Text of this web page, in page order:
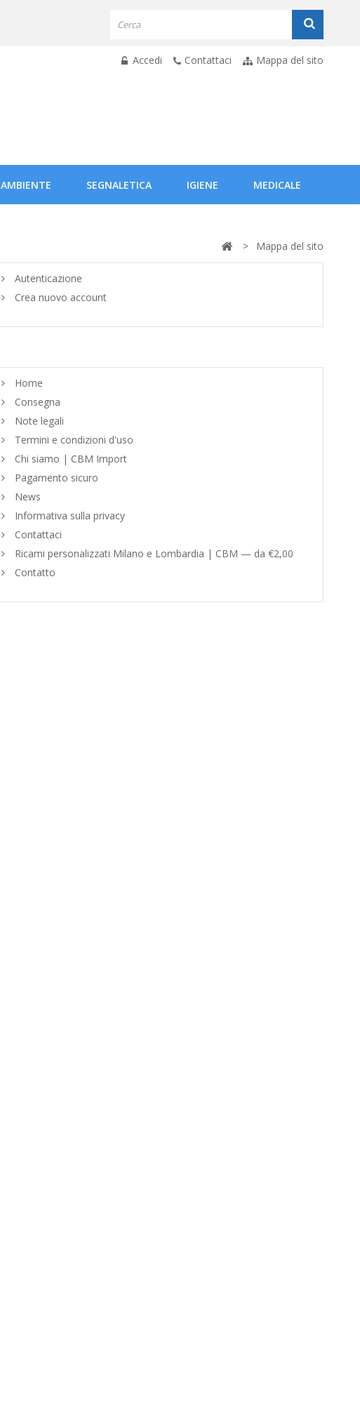
Accedi Contattaci Mappa del sito
AMBIENTE SEGNALETICA IGIENE MEDICALE
> Mappa del sito
Autenticazione
Crea nuovo account
Home
Consegna
Note legali
Termini e condizioni d'uso
Chi siamo | CBM Import
Pagamento sicuro
News
Informativa sulla privacy
Contattaci
Ricami personalizzati Milano e Lombardia | CBM — da €2,00
Contatto